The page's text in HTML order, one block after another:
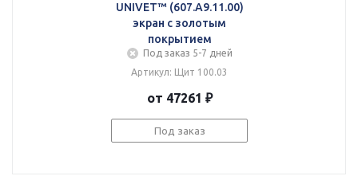
UNIVET™ (607.A9.11.00)
экран с золотым
покрытием
Под заказ 5-7 дней
Артикул: Щит 100.03
от 47261 ₽
Под заказ